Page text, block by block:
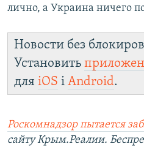
лично, а Украина ничего
Новости без
Установить
для iOS і Android.
Роскомнадзор пытается
сайту Крым.Реалии.